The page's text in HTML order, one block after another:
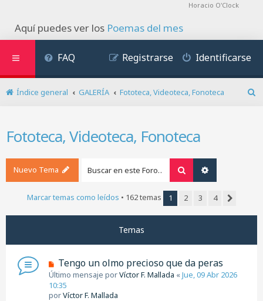
Horacio O'Clock
Aquí puedes ver los Poemas del mes
FAQ Identificarse
Registrarse
Índice general GALERÍA
Fototeca, Videoteca, Fonoteca
Fototeca, Videoteca, Fonoteca
Nuevo Tema Buscar
Marcar temas como leídos • 162 temas 1 2 3
4
Temas
Tengo un olmo precioso que da peras
Último mensaje porVíctor F. Mallada «Jue, 09 Abr 2026
10:35
porVíctor F. Mallada